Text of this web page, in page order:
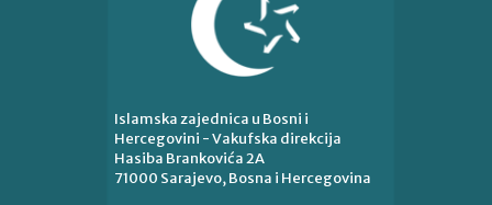
Islamska zajednica u Bosni i
Hercegovini - Vakufska direkcija
Hasiba Brankovića 2A
71000 Sarajevo, Bosna i Hercegovina